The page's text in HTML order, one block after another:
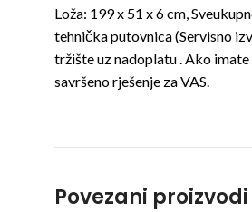
Loža: 199 x 51 x 6 cm,
tehnička putovnica (Servisno
tržište uz nadoplatu . Ako
savršeno rješenje za VAS.
Povezani proizvodi